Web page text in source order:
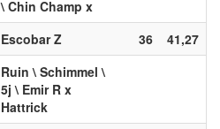
\ Chin Champ x
Escobar Z 36
41,27
Ruin \ Schimmel \
5j \ Emir R x
Hattrick